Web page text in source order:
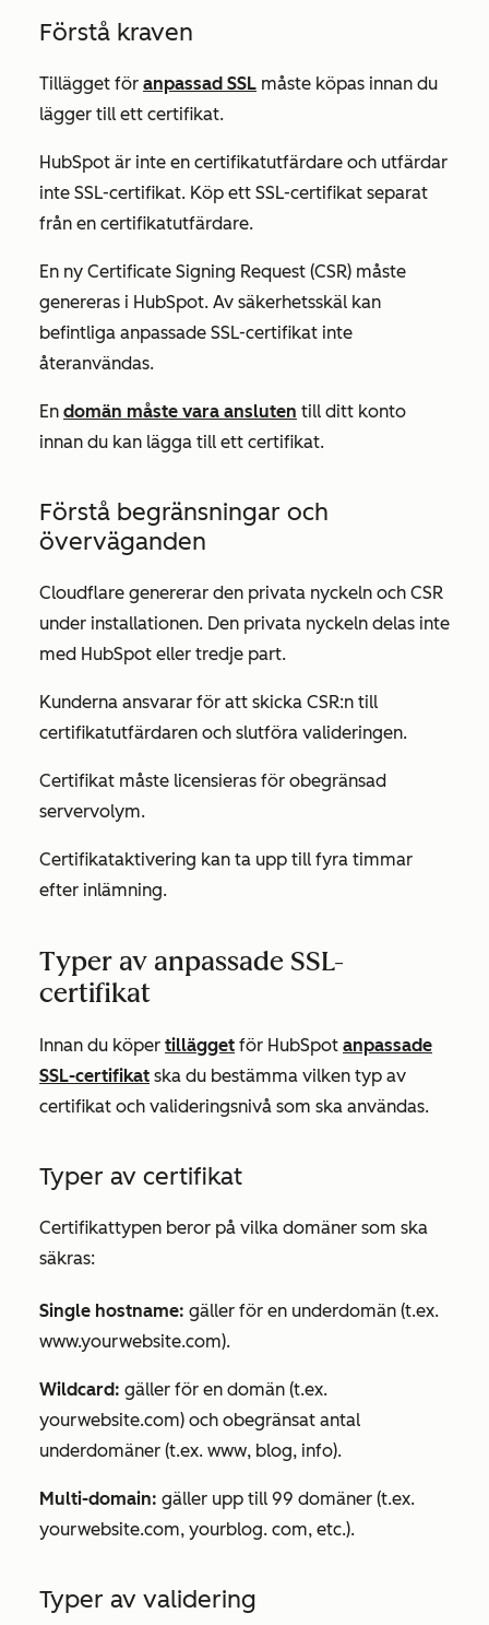
Förstå kraven
Tillägget för anpassad SSL måste köpas innan du
lägger till ett certifikat.
HubSpot är inte en certifikatutfärdare och utfärdar
inte SSL-certifikat. Köp ett SSL-certifikat separat
från en certifikatutfärdare.
En ny Certificate Signing Request (CSR) måste
genereras i HubSpot. Av säkerhetsskäl kan
befintliga anpassade SSL-certifikat inte
återanvändas.
En domän måste vara ansluten till ditt konto
innan du kan lägga till ett certifikat.
Förstå begränsningar och
överväganden
Cloudflare genererar den privata nyckeln och CSR
under installationen. Den privata nyckeln delas inte
med HubSpot eller tredje part.
Kunderna ansvarar för att skicka CSR:n till
certifikatutfärdaren och slutföra valideringen.
Certifikat måste licensieras för obegränsad
servervolym.
Certifikataktivering kan ta upp till fyra timmar
efter inlämning.
Typer av anpassade SSL-
certifikat
Innan du köper tillägget för HubSpot anpassade
SSL-certifikat ska du bestämma vilken typ av
certifikat och valideringsnivå som ska användas.
Typer av certifikat
Certifikattypen beror på vilka domäner som ska
säkras:
Single hostname: gäller för en underdomän (t.ex.
www.yourwebsite.com).
Wildcard: gäller för en domän (t.ex.
yourwebsite.com) och obegränsat antal
underdomäner (t.ex. www, blog, info).
Multi-domain: gäller upp till 99 domäner (t.ex.
yourwebsite.com, yourblog. com, etc.).
Typer av validering